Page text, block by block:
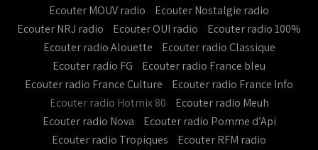
Ecouter MOUV radio
Ecouter Nostalgie radio
Ecouter NRJ radio
Ecouter OUI radio
Ecouter radio 100%
Ecouter radio Alouette
Ecouter radio Classique
Ecouter radio FG
Ecouter radio France bleu
Ecouter radio France Culture
Ecouter radio France Info
Ecouter radio Hotmix 80
Ecouter radio Meuh
Ecouter radio Nova
Ecouter radio Pomme d’Api
Ecouter radio Tropiques
Ecouter RFM radio